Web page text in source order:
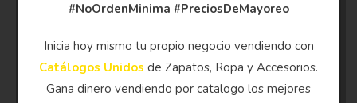
#NoOrdenMinima #PreciosDeMayoreo
Inicia hoy mismo tu propio negocio vendiendo con
Catálogos Unidos de Zapatos, Ropa y Accesorios.
Gana dinero vendiendo por catalogo los mejores